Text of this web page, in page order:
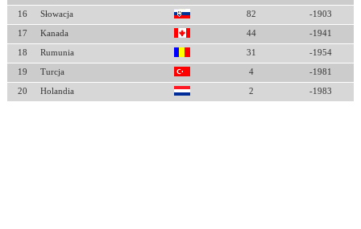
16 Słowacja 82 -1903
17 Kanada 44 -1941
18 Rumunia 31 -1954
19 Turcja 4 -1981
20 Holandia 2 -1983